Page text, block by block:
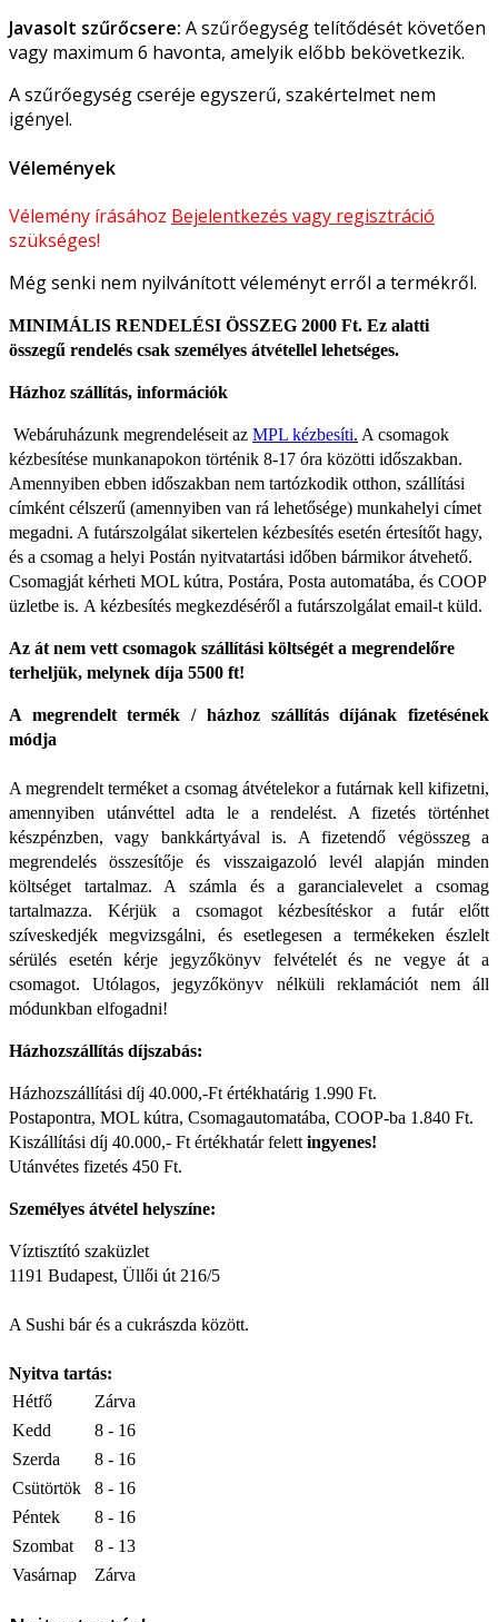
Javasolt szűrőcsere: A szűrőegység telítődését követően
vagy maximum 6 havonta, amelyik előbb bekövetkezik.
A szűrőegység cseréje egyszerű, szakértelmet nem
igényel.
Vélemények
Vélemény írásához Bejelentkezés vagy regisztráció
szükséges!
Még senki nem nyilvánított véleményt erről a termékről.
MINIMÁLIS RENDELÉSI ÖSSZEG 2000 Ft. Ez alatti
összegű rendelés csak személyes átvétellel lehetséges.
Házhoz szállítás, információk
Webáruházunk megrendeléseit az MPL kézbesíti. A csomagok
kézbesítése munkanapokon történik 8-17 óra közötti időszakban.
Amennyiben ebben időszakban nem tartózkodik otthon, szállítási
címként célszerű (amennyiben van rá lehetősége) munkahelyi címet
megadni. A futárszolgálat sikertelen kézbesítés esetén értesítőt hagy,
és a csomag a helyi Postán nyitvatartási időben bármikor átvehető.
Csomagját kérheti MOL kútra, Postára, Posta automatába, és COOP
üzletbe is. A kézbesítés megkezdéséről a futárszolgálat email-t küld.
Az át nem vett csomagok szállítási költségét a megrendelőre
terheljük, melynek díja 5500 ft!
A megrendelt termék / házhoz szállítás díjának fizetésének
módja
A megrendelt terméket a csomag átvételekor a futárnak kell kifizetni,
amennyiben utánvéttel adta le a rendelést. A fizetés történhet
készpénzben, vagy bankkártyával is. A fizetendő végösszeg a
megrendelés összesítője és visszaigazoló levél alapján minden
költséget tartalmaz. A számla és a garancialevelet a csomag
tartalmazza. Kérjük a csomagot kézbesítéskor a futár előtt
szíveskedjék megvizsgálni, és esetlegesen a termékeken észlelt
sérülés esetén kérje jegyzőkönyv felvételét és ne vegye át a
csomagot. Utólagos, jegyzőkönyv nélküli reklamációt nem áll
módunkban elfogadni!
Házhozszállítás díjszabás:
Házhozszállítási díj 40.000,-Ft értékhatárig 1.990 Ft.
Postapontra, MOL kútra, Csomagautomatába, COOP-ba 1.840 Ft.
Kiszállítási díj 40.000,- Ft értékhatár felett ingyenes!
Utánvétes fizetés 450 Ft.
Személyes átvétel helyszíne:
Víztisztító szaküzlet
1191 Budapest, Üllői út 216/5
A Sushi bár és a cukrászda között.
Nyitva tartás:
Hétfő
Zárva
Kedd
8 - 16
Szerda
8 - 16
Csütörtök
8 - 16
Péntek
8 - 16
Szombat
8 - 13
Vasárnap
Zárva